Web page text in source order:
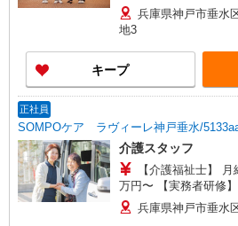
改善加算1,000円分を
（夜勤5回の場合） └
降は6,000円 介護職員
算）：20,200円／月 ※
7月〜2026年8月 ◆別途支給 資格手当：介護福祉
士 10,000円 時間外手
／資格取得後の実務経
兵庫県神戸市垂水
地3
キープ
正社員
SOMPOケア ラヴィーレ神戸垂水/
介護スタッフ
【介護福祉士】
万円〜 【実務者研修】 月給：251,500円 年収例：
340万円〜 【初任者研修・無資格】 月給：
239,700円 年収例：324万円〜 ※職
兵庫県神戸市垂水